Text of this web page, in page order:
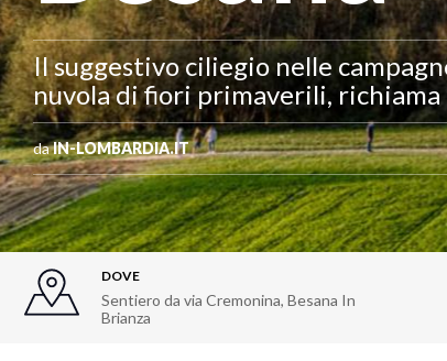
Il suggestivo ciliegio nelle
nuvola di fiori primaverili,
daIN-LOMBARDIA.IT
DOVE
Sentiero da via Cremonina, Besana In
Brianza